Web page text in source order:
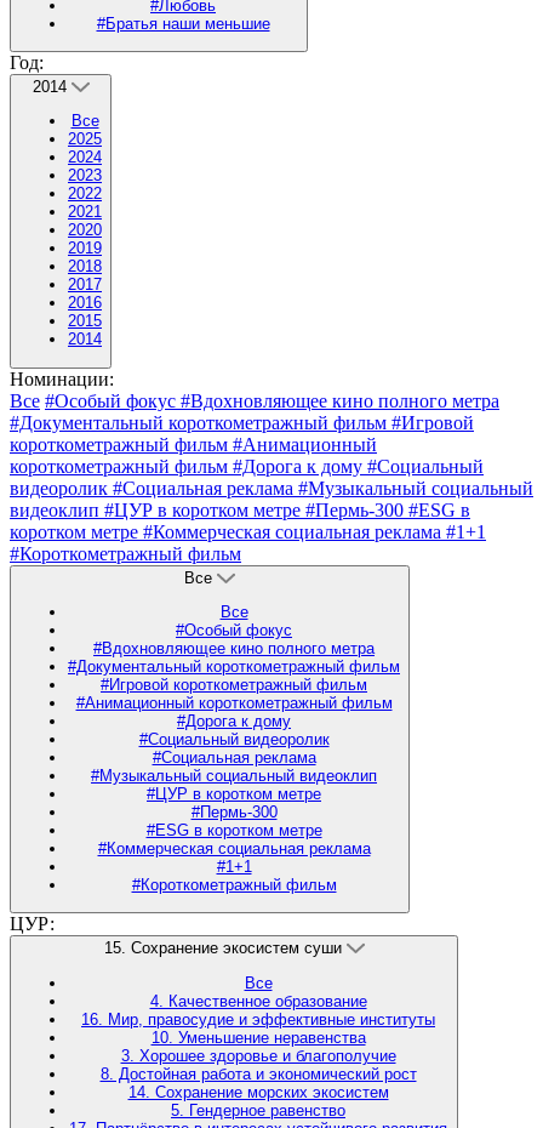
#Любовь
#Братья наши меньшие
Год:
2014
Все
2025
2024
2023
2022
2021
2020
2019
2018
2017
2016
2015
2014
Номинации:
Все #Особый фокус #Вдохновляющее кино полного метра
#Документальный короткометражный фильм #Игровой
короткометражный фильм #Анимационный
короткометражный фильм #Дорога к дому #Социальный
видеоролик #Социальная реклама #Музыкальный социальный
видеоклип #ЦУР в коротком метре #Пермь-300 #ESG в
коротком метре #Коммерческая социальная реклама #1+1
#Короткометражный фильм
Все
Все
#Особый фокус
#Вдохновляющее кино полного метра
#Документальный короткометражный фильм
#Игровой короткометражный фильм
#Анимационный короткометражный фильм
#Дорога к дому
#Социальный видеоролик
#Социальная реклама
#Музыкальный социальный видеоклип
#ЦУР в коротком метре
#Пермь-300
#ESG в коротком метре
#Коммерческая социальная реклама
#1+1
#Короткометражный фильм
ЦУР:
15. Сохранение экосистем суши
Все
4. Качественное образование
16. Мир, правосудие и эффективные институты
10. Уменьшение неравенства
3. Хорошее здоровье и благополучие
8. Достойная работа и экономический рост
14. Сохранение морских экосистем
5. Гендерное равенство